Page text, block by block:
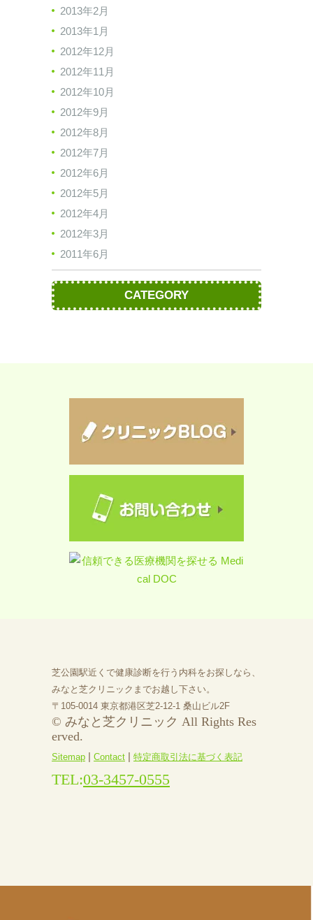
2013年2月
2013年1月
2012年12月
2012年11月
2012年10月
2012年9月
2012年8月
2012年7月
2012年6月
2012年5月
2012年4月
2012年3月
2011年6月
CATEGORY
芝公園駅近くで健康診断を行う内科をお探しなら、
みなと芝クリニックまでお越し下さい。
〒105-0014 東京都港区芝2-12-1 桑山ビル2F
© みなと芝クリニック All Rights Res
erved.
Sitemap | Contact | 特定商取引法に基づく表記
TEL:03-3457-0555